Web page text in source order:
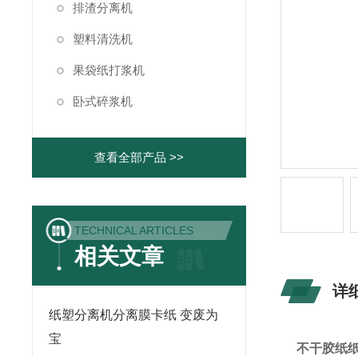
排渣分离机
塑料清洗机
果袋纸打浆机
卧式碎浆机
查看全部产品 >>
TECHNICAL ARTICLES
相关文章
纸塑分离机分离膜卡纸 变废为
宝
详
不干胶纸